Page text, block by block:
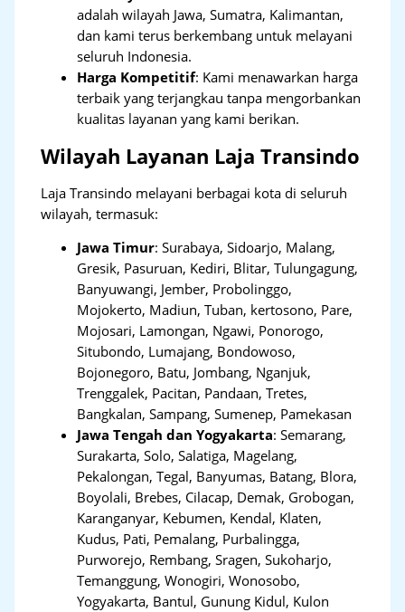
adalah wilayah Jawa, Sumatra, Kalimantan,
dan kami terus berkembang untuk melayani
seluruh Indonesia.
Harga Kompetitif: Kami menawarkan harga
terbaik yang terjangkau tanpa mengorbankan
kualitas layanan yang kami berikan.
Wilayah Layanan Laja Transindo
Laja Transindo melayani berbagai kota di seluruh
wilayah, termasuk:
Jawa Timur:Surabaya, Sidoarjo, Malang,
Gresik, Pasuruan, Kediri, Blitar, Tulungagung,
Banyuwangi, Jember, Probolinggo,
Mojokerto, Madiun, Tuban, kertosono, Pare,
Mojosari, Lamongan, Ngawi, Ponorogo,
Situbondo, Lumajang, Bondowoso,
Bojonegoro, Batu, Jombang, Nganjuk,
Trenggalek, Pacitan, Pandaan, Tretes,
Bangkalan, Sampang, Sumenep, Pamekasan
Jawa Tengah dan Yogyakarta:Semarang,
Surakarta, Solo, Salatiga, Magelang,
Pekalongan, Tegal, Banyumas, Batang, Blora,
Boyolali, Brebes, Cilacap, Demak, Grobogan,
Karanganyar, Kebumen, Kendal, Klaten,
Kudus, Pati, Pemalang, Purbalingga,
Purworejo, Rembang, Sragen, Sukoharjo,
Temanggung, Wonogiri, Wonosobo,
Yogyakarta, Bantul, Gunung Kidul, Kulon